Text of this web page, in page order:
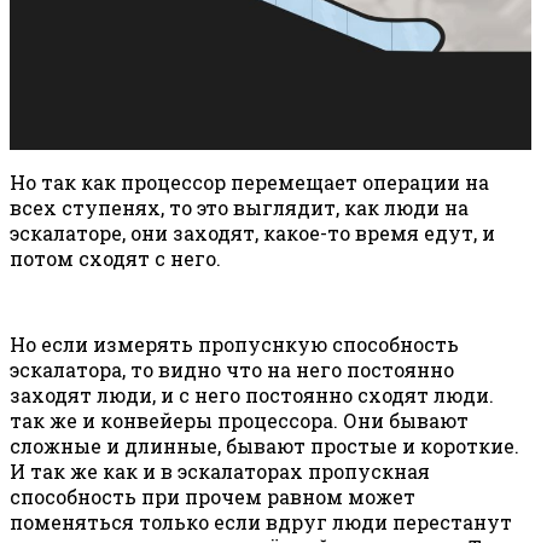
Но так как процессор перемещает операции на
всех ступенях, то это выглядит, как люди на
эскалаторе, они заходят, какое-то время едут, и
потом сходят с него.
Но если измерять пропуснкую способность
эскалатора, то видно что на него постоянно
заходят люди, и с него постоянно сходят люди.
так же и конвейеры процессора. Они бывают
сложные и длинные, бывают простые и короткие.
И так же как и в эскалаторах пропускная
способность при прочем равном может
поменяться только если вдруг люди перестанут